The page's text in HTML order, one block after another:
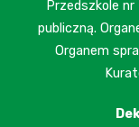
Przedszkole
publiczną.
Organem